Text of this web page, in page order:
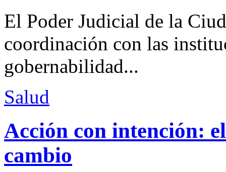
El Poder Judicial de la
coordinación con las
gobernabilidad...
Salud
Acción con intención:
cambio